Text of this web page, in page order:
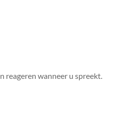
reageren wanneer u spreekt.